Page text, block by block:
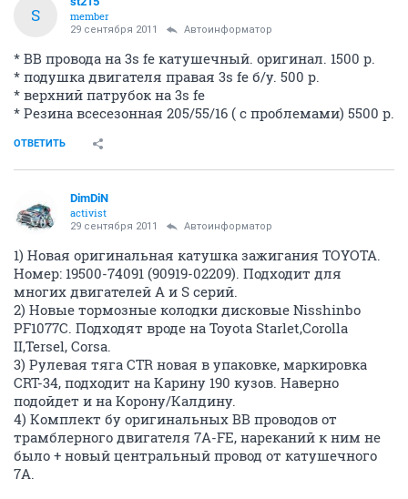
S
member
29 сентября 2011 Автоинформатор
* ВВ провода на 3s fe катушечный. оригинал. 1500 р.
* подушка двигателя правая 3s fe б/у. 500 р.
* верхний патрубок на 3s fe
* Резина всесезонная 205/55/16 ( с проблемами) 5500 р.
ОТВЕТИТЬ
DimDiN
activist
29 сентября 2011 Автоинформатор
1) Новая оригинальная катушка зажигания TOYOTA.
Номер: 19500-74091 (90919-02209). Подходит для
многих двигателей A и S серий.
2) Новые тормозные колодки дисковые Nisshinbo
PF1077C. Подходят вроде на Toyota Starlet,Corolla
II,Tersel, Corsa.
3) Рулевая тяга CTR новая в упаковке, маркировка
CRT-34, подходит на Карину 190 кузов. Наверно
подойдет и на Корону/Калдину.
4) Комплект бу оригинальных ВВ проводов от
трамблерного двигателя 7А-FE, нареканий к ним не
было + новый центральный провод от катушечного
7А.